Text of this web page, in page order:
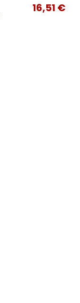
16,51 €